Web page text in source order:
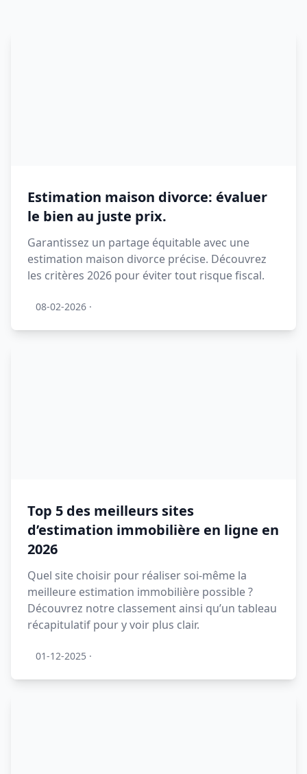
Estimation maison divorce: évaluer
le bien au juste prix.
Garantissez un partage équitable avec une
estimation maison divorce précise. Découvrez
les critères 2026 pour éviter tout risque fiscal.
08-02-2026 ·
Top 5 des meilleurs sites
d’estimation immobilière en ligne en
2026
Quel site choisir pour réaliser soi-même la
meilleure estimation immobilière possible ?
Découvrez notre classement ainsi qu’un tableau
récapitulatif pour y voir plus clair.
01-12-2025 ·